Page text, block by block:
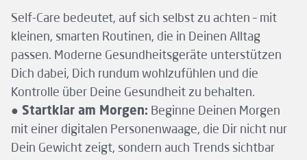
Self-Care bedeutet, auf sich selbst zu achten – mit
kleinen, smarten Routinen, die in Deinen Alltag
passen. Moderne Gesundheitsgeräte unterstützen
Dich dabei, Dich rundum wohlzufühlen und die
Kontrolle über Deine Gesundheit zu behalten.
● Startklar am Morgen: Beginne Deinen Morgen
mit einer digitalen Personenwaage, die Dir nicht nur
Dein Gewicht zeigt, sondern auch Trends sichtbar